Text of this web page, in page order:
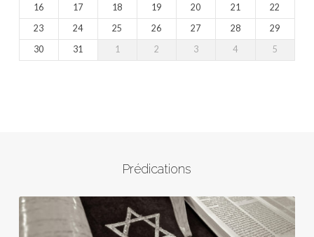
16
17 18 19 20 21
22
23
24 25 26 27 28
29
30
31 1 2 3 4 5
Prédications